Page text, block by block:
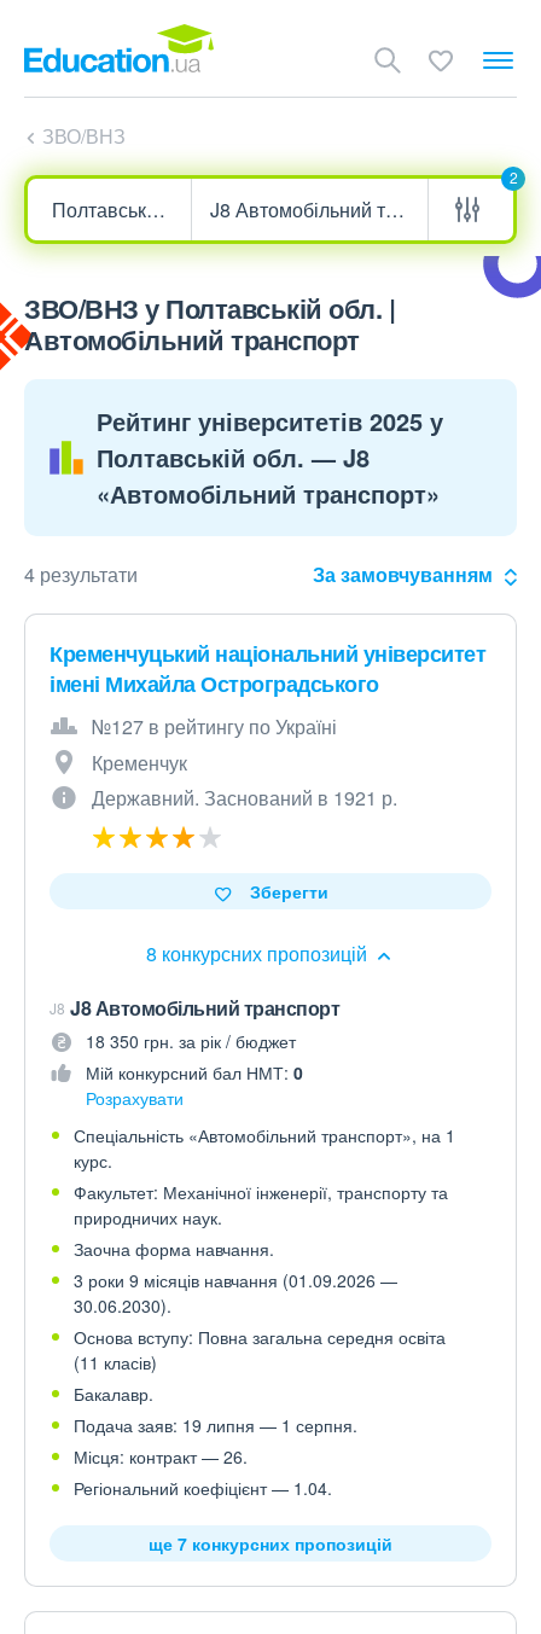
ЗВО/ВНЗ
2
ЗВО/ВНЗ у Полтавській обл. |
Автомобільний транспорт
Рейтинг університетів 2025 у
Полтавській обл. — J8
«Автомобільний транспорт»
4 результати За замовчуванням
Кременчуцький національний університет
імені Михайла Остроградського
№127 в рейтингу по Україні
Кременчук
Державний. Заснований в 1921 р.
8 конкурсних пропозицій
Зберегти
J8 J8 Автомобільний транспорт
18 350 грн. за рік / бюджет
Мій конкурсний бал НМТ: 0
Розрахувати
Спеціальність «Автомобільний транспорт», на 1
курс.
Факультет: Механічної інженерії, транспорту та
природничих наук.
Заочна форма навчання.
3 роки 9 місяців навчання (01.09.2026 —
30.06.2030).
Основа вступу: Повна загальна середня освіта
(11 класів)
Бакалавр.
Подача заяв: 19 липня — 1 серпня.
Місця: контракт — 26.
Регіональний коефіцієнт — 1.04.
ще 7 конкурсних пропозицій